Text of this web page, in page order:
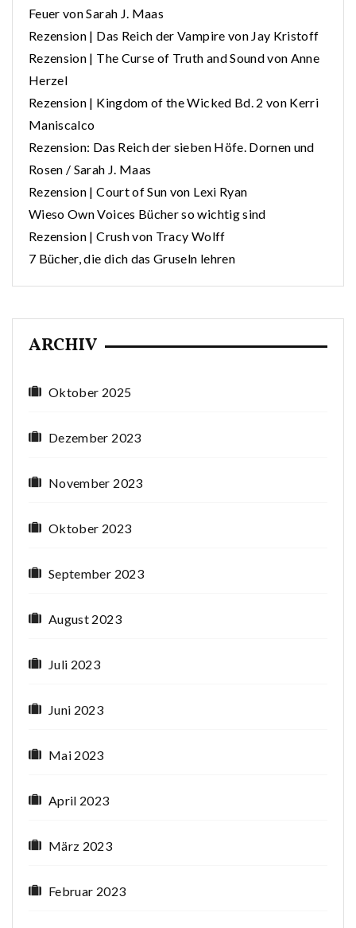
Feuer von Sarah J. Maas
Rezension | Das Reich der Vampire von Jay Kristoff
Rezension | The Curse of Truth and Sound von Anne
Herzel
Rezension | Kingdom of the Wicked Bd. 2 von Kerri
Maniscalco
Rezension: Das Reich der sieben Höfe. Dornen und
Rosen / Sarah J. Maas
Rezension | Court of Sun von Lexi Ryan
Wieso Own Voices Bücher so wichtig sind
Rezension | Crush von Tracy Wolff
7 Bücher, die dich das Gruseln lehren
ARCHIV
Oktober 2025
Dezember 2023
November 2023
Oktober 2023
September 2023
August 2023
Juli 2023
Juni 2023
Mai 2023
April 2023
März 2023
Februar 2023